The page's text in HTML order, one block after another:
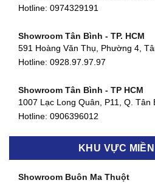
Hotline: 0974329191
Showroom Tân Bình - TP. HCM
591 Hoàng Văn Thụ, Phường 4,
Hotline: 0928.97.97.97
Showroom Tân Bình - TP HCM
1007 Lạc Long Quân, P11, Q. Tân
Hotline: 0906396012
Showroom Biên Hòa - Đồng Nai
KHU VỰC
Showroom Buôn Ma Thuột